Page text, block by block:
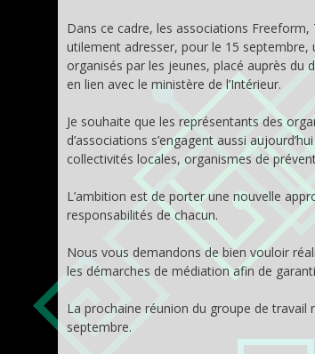
Dans ce cadre, les associations
utilement adresser, pour le 15
organisés par les jeunes, placé auprès
en lien avec le ministère de l’Intérieur.
Je souhaite que les représentants des
d’associations s’engagent aussi
collectivités locales, organismes de
L’ambition est de porter une nouvelle
responsabilités de chacun.
Nous vous demandons de bien vouloir
les démarches de médiation afin de
La prochaine réunion du groupe de
septembre.